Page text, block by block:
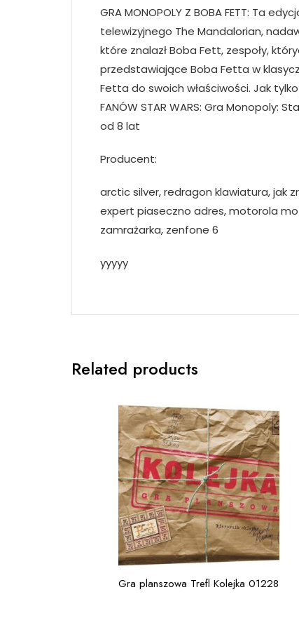
GRA MONOPOLY Z BOBA FETT: Ta
telewizyjnego The Mandalorian,
które znalazł Boba Fett, zespoły,
przedstawiające Boba Fetta w
Fetta do swoich właściwości. Jak
FANÓW STAR WARS: Gra
od 8 lat
Producent:
arctic silver, redragon klawiatura, jak
expert piaseczno adres, motorola
zamrażarka, zenfone 6
yyyyy
Related products
Gra planszowa Trefl Kolejka 01228